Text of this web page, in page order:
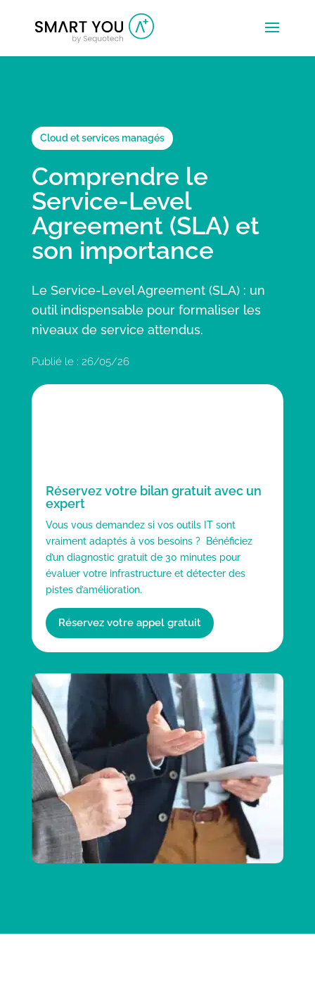
Cloud et services managés
Comprendre le
Service-Level
Agreement (SLA) et
son importance
Le Service-Level Agreement (SLA) : un
outil indispensable pour formaliser les
niveaux de service attendus.
Publié le : 26/05/26
Réservez votre bilan gratuit avec un
expert
Vous vous demandez si vos outils IT sont
vraiment adaptés à vos besoins ? Bénéficiez
d’un diagnostic gratuit de 30 minutes pour
évaluer votre infrastructure et détecter des
pistes d’amélioration.
Réservez votre appel gratuit